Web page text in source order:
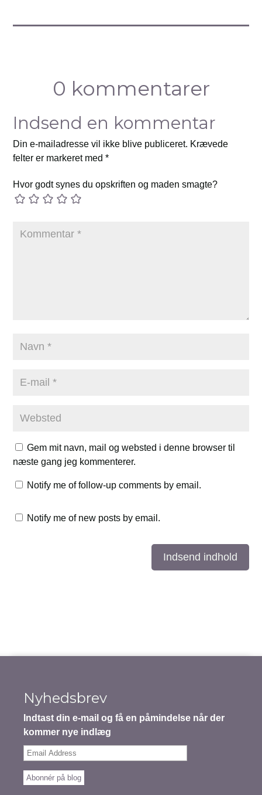
0 kommentarer
Indsend en kommentar
Din e-mailadresse vil ikke blive publiceret. Krævede
felter er markeret med*
Hvor godt synes du opskriften og maden smagte?
Gem mit navn, mail og websted i denne browser til
næste gang jeg kommenterer.
Notify me of follow-up comments by email.
Notify me of new posts by email.
Indsend indhold
Nyhedsbrev
Indtast din e-mail og få en påmindelse når der
kommer nye indlæg
Email
Abonnér på blog